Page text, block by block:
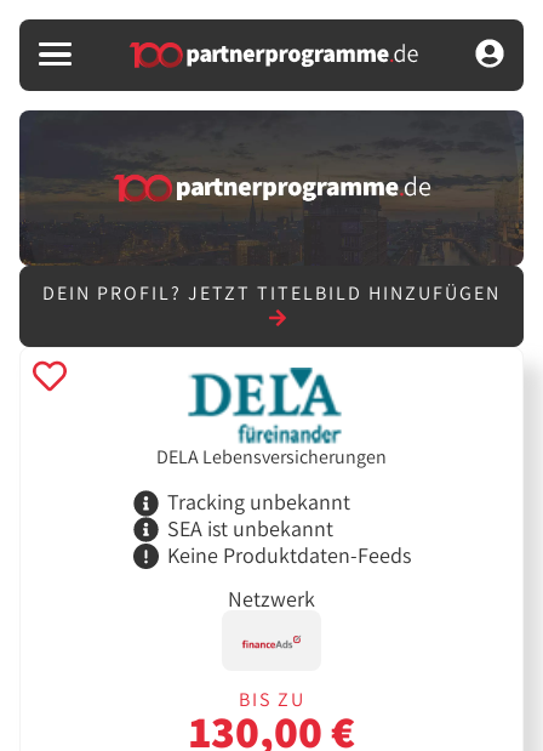
DEIN PROFIL? JETZT TITELBILD HINZUFÜGEN
DELA Lebensversicherungen
Tracking unbekannt
SEA ist unbekannt
Keine Produktdaten-Feeds
Netzwerk
BIS ZU
130,00 €